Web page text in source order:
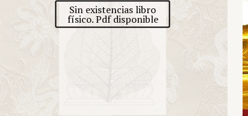
Sin existencias libro
físico. Pdf disponible